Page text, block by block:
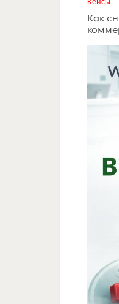
Как